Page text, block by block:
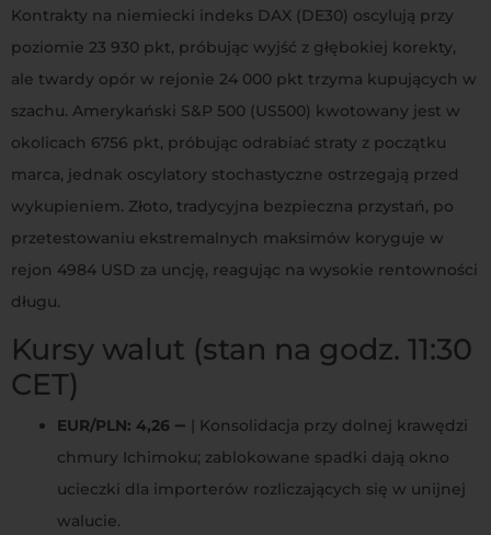
Kontrakty na niemiecki indeks DAX (DE30) oscylują przy
poziomie 23 930 pkt, próbując wyjść z głębokiej korekty,
ale twardy opór w rejonie 24 000 pkt trzyma kupujących w
szachu. Amerykański S&P 500 (US500) kwotowany jest w
okolicach 6756 pkt, próbując odrabiać straty z początku
marca, jednak oscylatory stochastyczne ostrzegają przed
wykupieniem. Złoto, tradycyjna bezpieczna przystań, po
przetestowaniu ekstremalnych maksimów koryguje w
rejon 4984 USD za uncję, reagując na wysokie rentowności
długu.
Kursy walut (stan na godz. 11:30
CET)
EUR/PLN: 4,26 ➖ | Konsolidacja przy dolnej krawędzi
chmury Ichimoku; zablokowane spadki dają okno
ucieczki dla importerów rozliczających się w unijnej
walucie.